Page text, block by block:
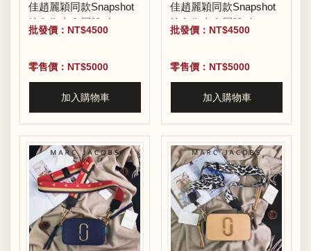
佳趙麗穎同款Snapshot
撞色復古金屬雙J扣D扣
全新電鍍Logo相機包
批發價：NT$4500
零售價：NT$5000
加入購物車
佳趙麗穎同款Snapshot
撞色復古金屬雙J扣D扣
全新電鍍Logo相機包
批發價：NT$4500
零售價：NT$5000
加入購物車